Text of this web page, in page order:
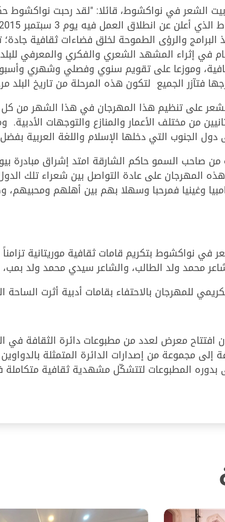
الشعر في نواكشوط، قائلا: "لقد رحبت نواكشوط
البرامج والرؤى الطموحة لخلق فضاءات ثقافية
في إثراء المشهد الشعري والفكري والمعرفي
وموزعا على تقويم سنوي وفصلي وشهري
فتآزر الجميع لتكون هذه المرحلة من تاريخ
على تنظيم هذا المهرجان في هذا الشهر من
من مختلف الأعمار والمنازع والتوجهات
الجنوب التي دخلها الإسلام واللغة العربية
من صاحب السمو حاكم الشارقة امتد إشراق مبادرة
المهرجان على عادة التواصل بين شعراء تلك
وغينيا فمرحبا وسهلا بهم بين أهلهم
في نواكشوط بتكريم قامات ثقافية موريتانية
للمهرجان بالاحتفاء بقامات أدبية أثرت الساحة
افتتاح معرض لعدد من مطبوعات دائرة الثقافة في
إلى مجموعة من إصدارات الدائرة المتمثلة
بدوره المطبوعات لتتشكّل مشهدية ثقافية متكاملة